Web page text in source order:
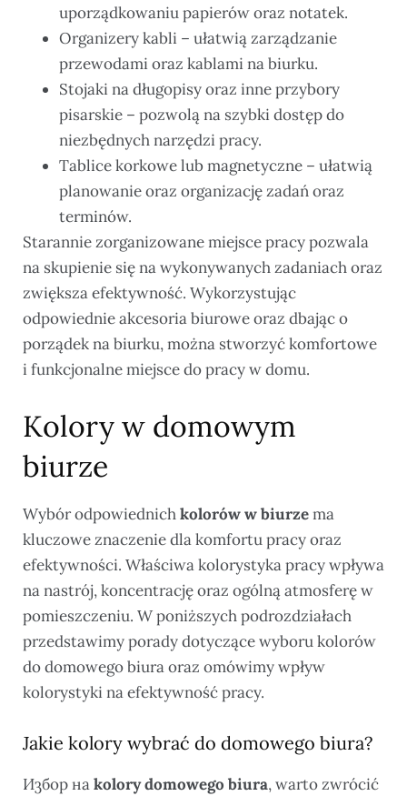
uporządkowaniu papierów oraz notatek.
Organizery kabli – ułatwią zarządzanie
przewodami oraz kablami na biurku.
Stojaki na długopisy oraz inne przybory
pisarskie – pozwolą na szybki dostęp do
niezbędnych narzędzi pracy.
Tablice korkowe lub magnetyczne – ułatwią
planowanie oraz organizację zadań oraz
terminów.
Starannie zorganizowane miejsce pracy pozwala
na skupienie się na wykonywanych zadaniach oraz
zwiększa efektywność. Wykorzystując
odpowiednie akcesoria biurowe oraz dbając o
porządek na biurku, można stworzyć komfortowe
i funkcjonalne miejsce do pracy w domu.
Kolory w domowym
biurze
Wybór odpowiednichkolorów w biurzema
kluczowe znaczenie dla komfortu pracy oraz
efektywności. Właściwa kolorystyka pracy wpływa
na nastrój, koncentrację oraz ogólną atmosferę w
pomieszczeniu. W poniższych podrozdziałach
przedstawimy porady dotyczące wyboru kolorów
do domowego biura oraz omówimy wpływ
kolorystyki na efektywność pracy.
Jakie kolory wybrać do domowego biura?
Избор наkolory domowego biura, warto zwrócić